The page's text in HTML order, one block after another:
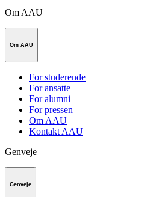
Om AAU
Om AAU
For studerende
For ansatte
For alumni
For pressen
Om AAU
Kontakt AAU
Genveje
Genveje